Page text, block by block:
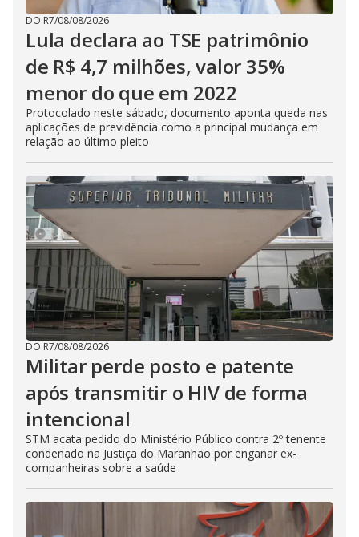
DO R7/08/08/2026
Lula declara ao TSE patrimônio
de R$ 4,7 milhões, valor 35%
menor do que em 2022
Protocolado neste sábado, documento aponta queda nas
aplicações de previdência como a principal mudança em
relação ao último pleito
DO R7/08/08/2026
Militar perde posto e patente
após transmitir o HIV de forma
intencional
STM acata pedido do Ministério Público contra 2º tenente
condenado na Justiça do Maranhão por enganar ex-
companheiras sobre a saúde